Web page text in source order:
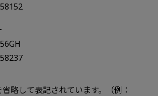
略して表記されています。（例：